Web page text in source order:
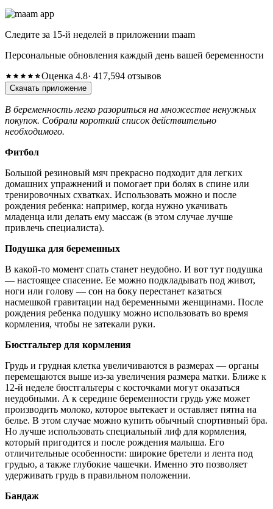
Следите за 15-й неделей в приложении maam
Персональные обновления каждый день вашей беременности
Оценка 4.8· 417,594 отзывов
Скачать приложение
В беременность легко разориться на множестве ненужных
покупок. Собрали короткий список действительно
необходимого.
Фитбол
Большой резиновый мяч прекрасно подходит для легких
домашних упражнений и помогает при болях в спине или
тренировочных схватках. Использовать можно и после
рождения ребенка: например, когда нужно укачивать
младенца или делать ему массаж (в этом случае лучше
привлечь специалиста).
Подушка для беременных
В какой-то момент спать станет неудобно. И вот тут подушка
— настоящее спасение. Ее можно подкладывать под живот,
ноги или голову — сон на боку перестанет казаться
насмешкой гравитации над беременными женщинами. После
рождения ребенка подушку можно использовать во время
кормления, чтобы не затекали руки.
Бюстгальтер для кормления
Грудь и грудная клетка увеличиваются в размерах — органы
перемещаются выше из-за увеличения размера матки. Ближе к
12-й неделе бюстгальтеры с косточками могут оказаться
неудобными. А к середине беременности грудь уже может
производить молоко, которое вытекает и оставляет пятна на
белье. В этом случае можно купить обычный спортивный бра.
Но лучше использовать специальный лиф для кормления,
который пригодится и после рождения малыша. Его
отличительные особенности: широкие бретели и лента под
грудью, а также глубокие чашечки. Именно это позволяет
удерживать грудь в правильном положении.
Бандаж